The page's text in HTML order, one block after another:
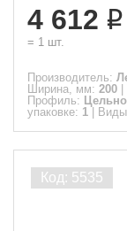
4 612
= 1 шт.
Производитель:
Ширина, мм: 200
Профиль:
упаковке: 1